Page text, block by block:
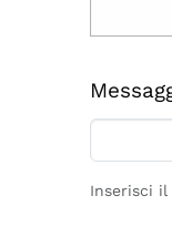
Inserisci il